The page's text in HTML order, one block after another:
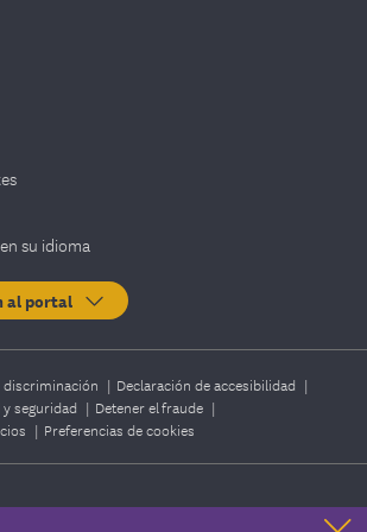
asma, enfermedad
crónica (EPOC),
cardíaca (IC) congestiva o
Administración de la atención
conducta de EmblemHealth
su idioma
al portal
discriminación | Declaración de accesibilidad |
seguridad | Detener el fraude |
| Preferencias de cookies
derechos reservados.